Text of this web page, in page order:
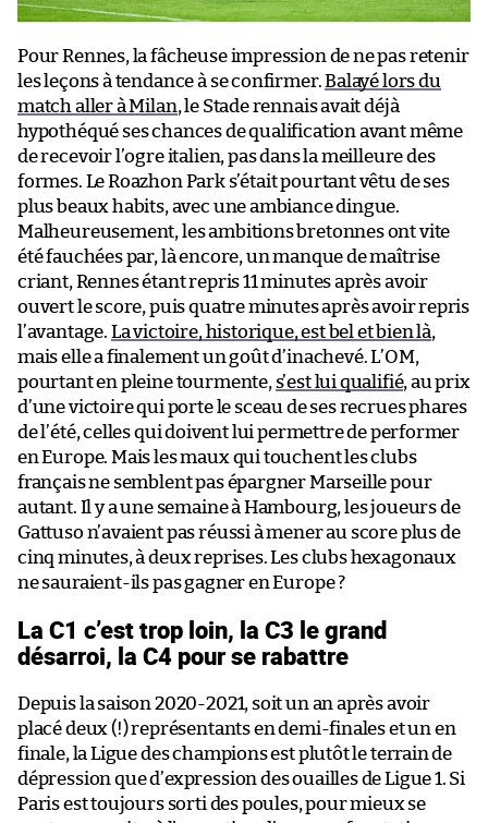
Pour Rennes, la fâcheuse impression de ne pas retenir
les leçons à tendance à se confirmer.Balayé lors du
match aller à Milan, le Stade rennais avait déjà
hypothéqué ses chances de qualification avant même
de recevoir l’ogre italien, pas dans la meilleure des
formes. Le Roazhon Park s’était pourtant vêtu de ses
plus beaux habits, avec une ambiance dingue.
Malheureusement, les ambitions bretonnes ont vite
été fauchées par, là encore, un manque de maîtrise
criant, Rennes étant repris 11 minutes après avoir
ouvert le score, puis quatre minutes après avoir repris
l’avantage. La victoire, historique, est bel et bien là,
mais elle a finalement un goût d’inachevé. L’OM,
pourtant en pleine tourmente, s’est lui qualifié, au prix
d’une victoire qui porte le sceau de ses recrues phares
de l’été, celles qui doivent lui permettre de performer
en Europe. Mais les maux qui touchent les clubs
français ne semblent pas épargner Marseille pour
autant. Il y a une semaine à Hambourg, les joueurs de
Gattuso n’avaient pas réussi à mener au score plus de
cinq minutes, à deux reprises. Les clubs hexagonaux
ne sauraient-ils pas gagner en Europe ?
La C1 c’est trop loin, la C3 le grand
désarroi, la C4 pour se rabattre
Depuis la saison 2020-2021, soit un an après avoir
placé deux (!) représentants en demi-finales et un en
finale, la Ligue des champions est plutôt le terrain de
dépression que d’expression des ouailles de Ligue 1. Si
Paris est toujours sorti des poules, pour mieux se